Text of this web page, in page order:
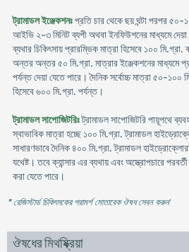
ট্রামাডল ইঞ্জেকশনঃপ্রতি চার থেকে ছয় ঘন্টা পরপর
আইভি ২-৩ মিনিট ব্যপী অথবা ইনফিউশনের মাধ্যমে
ব্যথার চিকিৎসায় প্রারম্ভিক মাত্রা হিসেবে ১০০
অন্তর অন্তর ৫০ মি.গ্রা. মাত্রার ইঞ্জেকশনের মাধ্যমে
পর্যন্ত দেয়া যেতে পারে। দৈনিক সর্বোচ্চ মাত্রা ৫০-১০০
হিসেবে ৬০০ মি.গ্রা. পর্যন্ত।
ট্রামাডল সাপোজিটরিঃট্রামাডল সাপোজিটরি পায়ূপথে
স্বাভাবিক মাত্রা হচ্ছে ১০০ মি.গ্রা. ট্রামাডল
সাধারণভাবে দৈনিক ৪০০ মি.গ্রা. ট্রামাডল
যথেষ্ট। তবে ক্যান্সার এর ব্যথায় এবং অস্ত্রোপচারে
করা যেতে পারে।
* রেজিস্টার্ড চিকিৎসকের পরামর্শ মোতাবেক ঔষধ সেবন করুন'
ঔষধের মিথষ্ক্রিয়া